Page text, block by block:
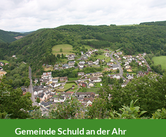
Gemeinde Schuld an der Ahr